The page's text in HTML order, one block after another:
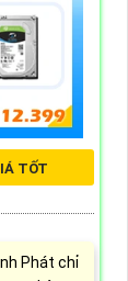
TỐT
Phát chỉ